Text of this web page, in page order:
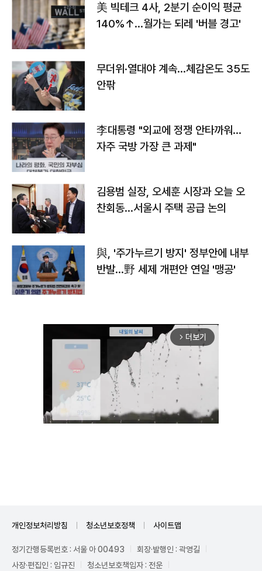
美 빅테크 4사, 2분기 순이익 평균
140%↑…월가는 되레 '버블 경고'
무더위·열대야 계속…체감온도 35도
안팎
李대통령 "외교에 정쟁 안타까워…
자주 국방 가장 큰 과제"
김용범 실장, 오세훈 시장과 오늘 오
찬회동...서울시 주택 공급 논의
與, '주가누르기 방지' 정부안에 내부
반발…野 세제 개편안 연일 '맹공'
arrow_forward_ios 더보기
개인정보처리방침 청소년보호정책 사이트맵
정기간행등록번호 : 서울 아 00493
회장·발행인 : 곽영길
사장·편집인 : 임규진
청소년보호책임자 : 전운